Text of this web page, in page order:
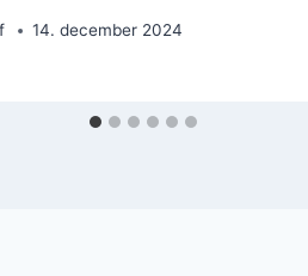
14. december 2024